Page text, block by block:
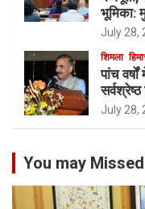
भूमिका:
July 28,
शिमला
पांच
July 28,
You may Missed